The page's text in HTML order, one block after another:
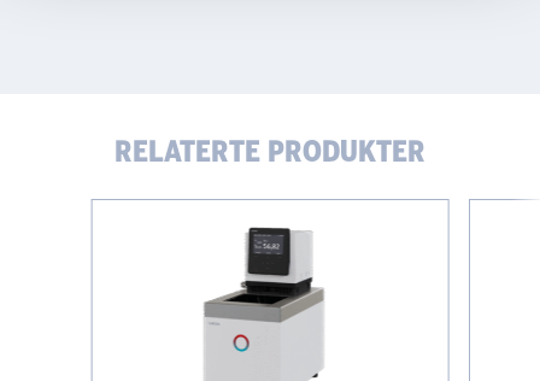
RELATERTE PRODUKTER